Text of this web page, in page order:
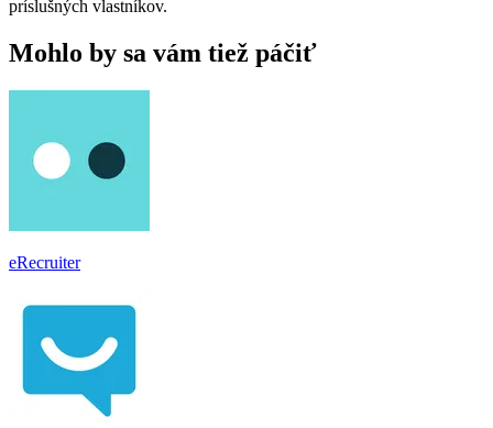
príslušných vlastníkov.
Mohlo by sa vám tiež páčiť
eRecruiter